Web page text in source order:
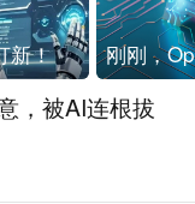
新！
，被AI连根拔